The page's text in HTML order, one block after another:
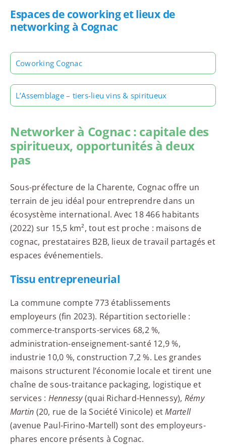
Espaces de coworking et lieux de
networking à Cognac
Coworking Cognac
L’Assemblage – tiers-lieu vins & spiritueux
Networker à Cognac : capitale des
spiritueux, opportunités à deux
pas
Sous-préfecture de la Charente, Cognac offre un
terrain de jeu idéal pour entreprendre dans un
écosystème international. Avec 18 466 habitants
(2022) sur 15,5 km², tout est proche : maisons de
cognac, prestataires B2B, lieux de travail partagés et
espaces événementiels.
Tissu entrepreneurial
La commune compte 773 établissements
employeurs (fin 2023). Répartition sectorielle :
commerce-transports-services 68,2 %,
administration-enseignement-santé 12,9 %,
industrie 10,0 %, construction 7,2 %. Les grandes
maisons structurent l’économie locale et tirent une
chaîne de sous-traitance packaging, logistique et
services : Hennessy(quai Richard-Hennessy), Rémy
Martin (20, rue de la Société Vinicole) etMartell
(avenue Paul-Firino-Martell) sont des employeurs-
phares encore présents à Cognac.